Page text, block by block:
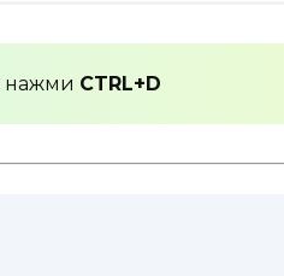
нажми CTRL+D